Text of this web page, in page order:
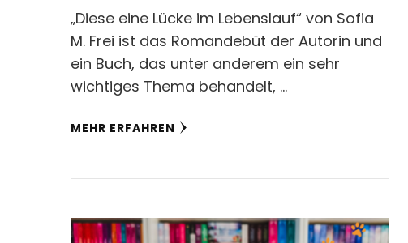
„Diese eine Lücke im Lebenslauf“ von Sofia
M. Frei ist das Romandebüt der Autorin und
ein Buch, das unter anderem ein sehr
wichtiges Thema behandelt, …
MEHR ERFAHREN